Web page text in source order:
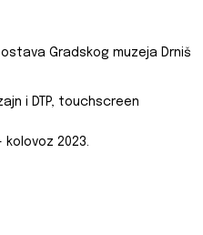
Gradskog muzeja Drniš
i DTP, touchscreen
kolovoz 2023.